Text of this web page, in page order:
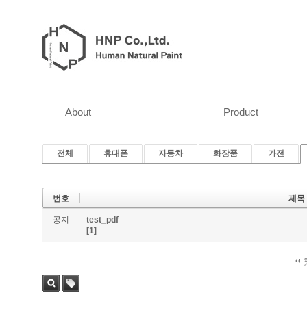
About Product
전체 휴대폰 자동차 화장품 가전
번호 제목
공지
test_pdf
[1]